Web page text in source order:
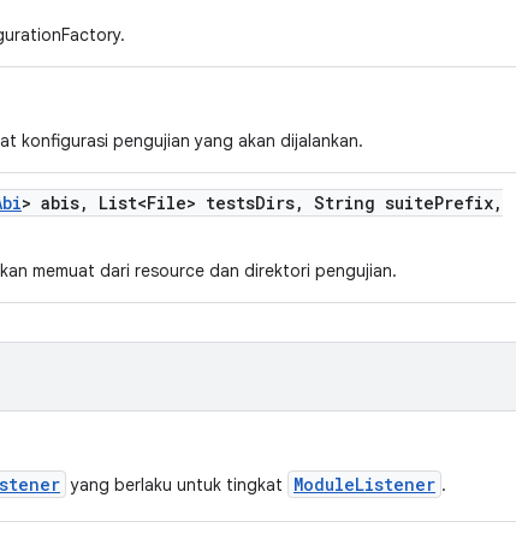
konfigurasi pengujian yang akan dijalankan.
> abis, List<File> testsDirs, String suitePrefix,
memuat dari resource dan direktori pengujian.
yang berlaku untuk tingkat ModuleListener .